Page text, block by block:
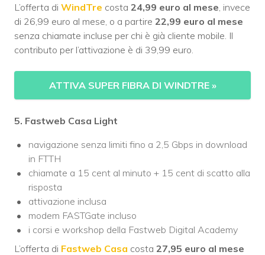
L’offerta di WindTre costa 24,99 euro al mese , invece
di 26,99 euro al mese, o a partire 22,99 euro al mese
senza chiamate incluse per chi è già cliente mobile. Il
contributo per l’attivazione è di 39,99 euro.
ATTIVA SUPER FIBRA DI WINDTRE »
5. Fastweb Casa Light
navigazione senza limiti fino a 2,5 Gbps in download
in FTTH
chiamate a 15 cent al minuto + 15 cent di scatto alla
risposta
attivazione inclusa
modem FASTGate incluso
i corsi e workshop della Fastweb Digital Academy
L’offerta di Fastweb Casa costa 27,95 euro al mese